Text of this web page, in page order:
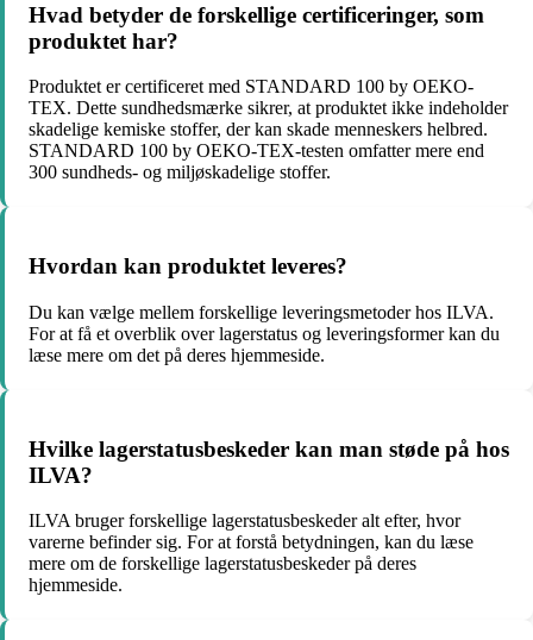
Hvad betyder de forskellige certificeringer, som
produktet har?
Produktet er certificeret med STANDARD 100 by OEKO-
TEX. Dette sundhedsmærke sikrer, at produktet ikke indeholder
skadelige kemiske stoffer, der kan skade menneskers helbred.
STANDARD 100 by OEKO-TEX-testen omfatter mere end
300 sundheds- og miljøskadelige stoffer.
Hvordan kan produktet leveres?
Du kan vælge mellem forskellige leveringsmetoder hos ILVA.
For at få et overblik over lagerstatus og leveringsformer kan du
læse mere om det på deres hjemmeside.
Hvilke lagerstatusbeskeder kan man støde på hos
ILVA?
ILVA bruger forskellige lagerstatusbeskeder alt efter, hvor
varerne befinder sig. For at forstå betydningen, kan du læse
mere om de forskellige lagerstatusbeskeder på deres
hjemmeside.